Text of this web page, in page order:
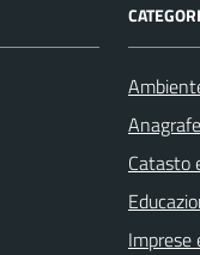
Catasto
Imprese